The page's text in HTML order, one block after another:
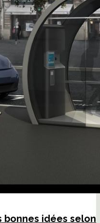
bonnes idées selon